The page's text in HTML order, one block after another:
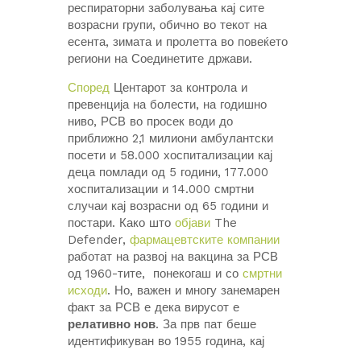
респираторни заболувања кај сите
возрасни групи, обично во текот на
есента, зимата и пролетта во повеќето
региони на Соединетите држави.
Според Центарот за контрола и
превенција на болести, на годишно
ниво, РСВ во просек води до
приближно 2,1 милиони амбулантски
посети и 58.000 хоспитализации кај
деца помлади од 5 години, 177.000
хоспитализации и 14.000 смртни
случаи кај возрасни од 65 години и
постари. Како што објави The
Defender, фармацевтските компании
работат на развој на вакцина за РСВ
од 1960-тите, понекогаш и со смртни
исходи. Но, важен и многу занемарен
факт за РСВ е дека вирусот е
релативно нов. За прв пат беше
идентификуван во 1955 година, кај